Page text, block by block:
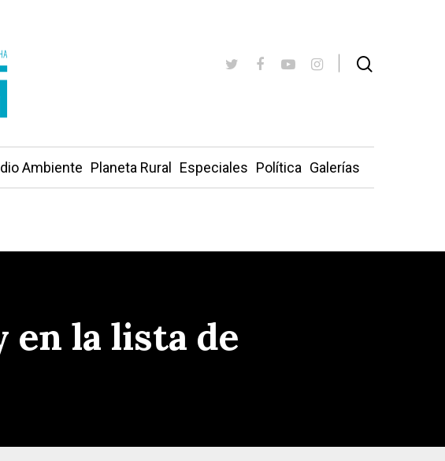
Ambiente Planeta Rural Especiales Política Galerías
en la lista de